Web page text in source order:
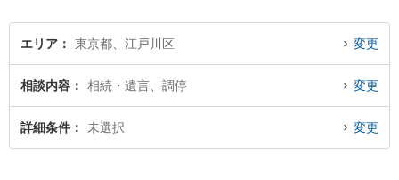
さい。
エリア 東京都、江戸川区 変更
相談内容 相続・遺言、調停 変更
詳細条件 未選択 変更